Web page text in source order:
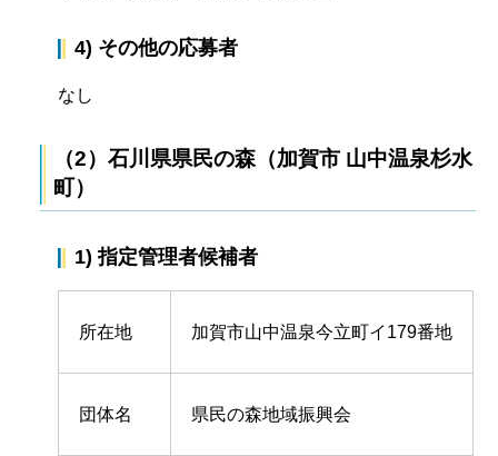
4) その他の応募者
なし
（2）石川県県民の森（加賀市 山中温泉杉水
町）
1) 指定管理者候補者
所在地 加賀市山中温泉今立町イ179番地
団体名 県民の森地域振興会